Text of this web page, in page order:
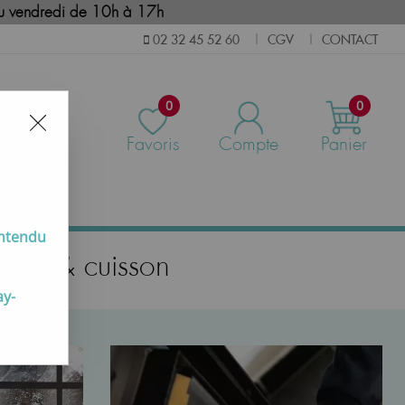
vendredi de 10h à 17h
02 32 45 52 60 CGV CONTACT
0
Favoris Compte
0
Panier
& cuisson